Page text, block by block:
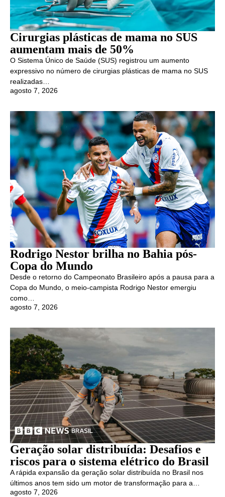
Cirurgias plásticas de mama no SUS
aumentam mais de 50%
O Sistema Único de Saúde (SUS) registrou um aumento
expressivo no número de cirurgias plásticas de mama no SUS
realizadas…
agosto 7, 2026
Rodrigo Nestor brilha no Bahia pós-
Copa do Mundo
Desde o retorno do Campeonato Brasileiro após a pausa para a
Copa do Mundo, o meio-campista Rodrigo Nestor emergiu
como…
agosto 7, 2026
Geração solar distribuída: Desafios e
riscos para o sistema elétrico do Brasil
A rápida expansão da geração solar distribuída no Brasil nos
últimos anos tem sido um motor de transformação para a…
agosto 7, 2026